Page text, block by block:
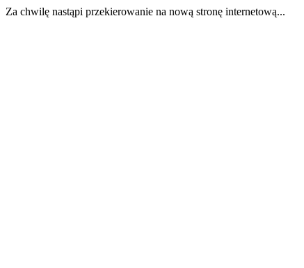
Za chwilę nastąpi przekierowanie na nową stronę internetową...